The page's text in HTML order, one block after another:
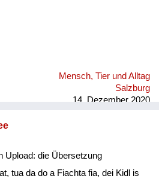
Mensch, Tier und Alltag
Salzburg
14. Dezember 2020
Upload: die Übersetzung
tua da do a Fiachta fia, dei Kidl is